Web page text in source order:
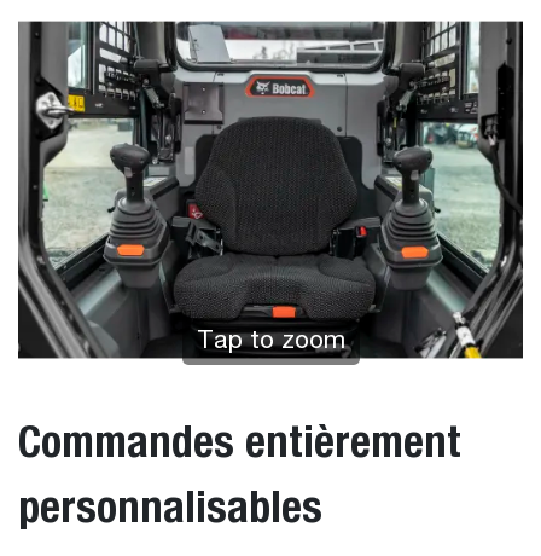
Tap to zoom
Commandes entièrement
personnalisables